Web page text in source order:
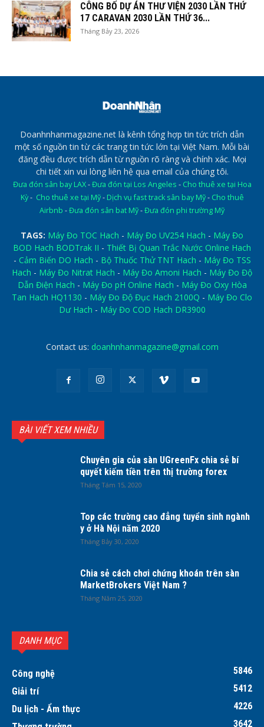
CÔNG BỐ DỰ ÁN THƯ VIỆN 2030 LẦN THỨ
17 CARAVAN 2030 LẦN THỨ 36...
Tháng Bảy 23, 2026
Doanhnhanmagazine.net là kênh tổng hợp tin tức trích dẫn
một số nguồn tin từ các trang tin tức lớn tại Việt Nam. Mỗi bài
đăng đều được trích dẫn từ nguồn rõ ràng và chính xác. Mọi
chi tiết xin vui lòng liên hệ qua email của chúng tôi.
Đưa đón sân bay LAX-Đưa đón tại Los Angeles - Cho thuê xe tại Hoa
Kỳ- Cho thuê xe tại Mỹ- Dịch vụ fast track sân bay Mỹ- Cho thuê
Airbnb -Đưa đón sân bat Mỹ-Đưa đón phi trường Mỹ
TAGS: Máy Đo TOC Hach - Máy Đo UV254 Hach - Máy Đo
BOD Hach BODTrak II - Thiết Bị Quan Trắc Nước Online Hach
- Cảm Biến DO Hach - Bộ Thuốc Thử TNT Hach - Máy Đo TSS
Hach - Máy Đo Nitrat Hach - Máy Đo Amoni Hach - Máy Đo Độ
Dẫn Điện Hach - Máy Đo pH Online Hach - Máy Đo Oxy Hòa
Tan Hach HQ1130 - Máy Đo Độ Đục Hach 2100Q - Máy Đo Clo
Dư Hach - Máy Đo COD Hach DR3900
Contact us: doanhnhanmagazine@gmail.com
BÀI VIẾT XEM NHIỀU
Chuyên gia của sàn UGreenFx chia sẻ bí
quyết kiếm tiền trên thị trường forex
Tháng Tám 15, 2020
Top các trường cao đẳng tuyển sinh ngành
y ở Hà Nội năm 2020
Tháng Bảy 30, 2020
Chia sẻ cách chơi chứng khoán trên sàn
MarketBrokers Việt Nam ?
Tháng Năm 25, 2020
DANH MỤC
Công nghệ
5846
Giải trí
5412
Du lịch - Ẩm thực
4226
3642